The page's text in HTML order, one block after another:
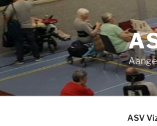
Ga
naar
de
inhoud
ASV